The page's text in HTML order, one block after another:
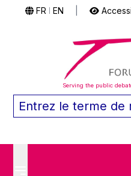
FR EN
Serving the public